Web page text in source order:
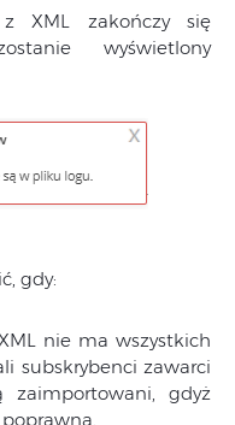
XML zakończy się
wyświetlony
gdy:
nie ma wszystkich
subskrybenci zawarci
gdyż